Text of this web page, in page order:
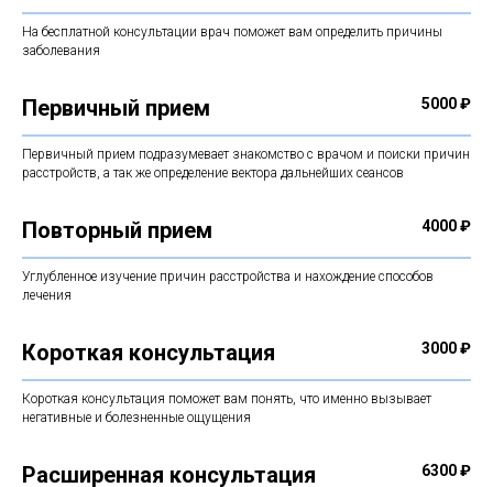
На бесплатной консультации врач поможет вам определить причины
заболевания
Первичный прием 5000 ₽
Первичный прием подразумевает знакомство с врачом и поиски причин
расстройств, а так же определение вектора дальнейших сеансов
Повторный прием 4000 ₽
Углубленное изучение причин расстройства и нахождение способов
лечения
Короткая консультация 3000 ₽
Короткая консультация поможет вам понять, что именно вызывает
негативные и болезненные ощущения
Расширенная консультация 6300 ₽